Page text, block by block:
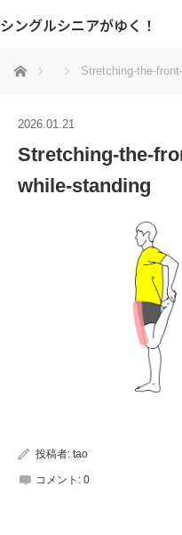
シングルシニアがゆく！
ホーム Stretching-the-
2026.01.21
Stretching-the-
while-standing
投稿者: tao
コメント: 0